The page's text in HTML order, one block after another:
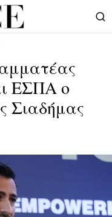
ΕΣΠΑ ο
Σιαδήμας